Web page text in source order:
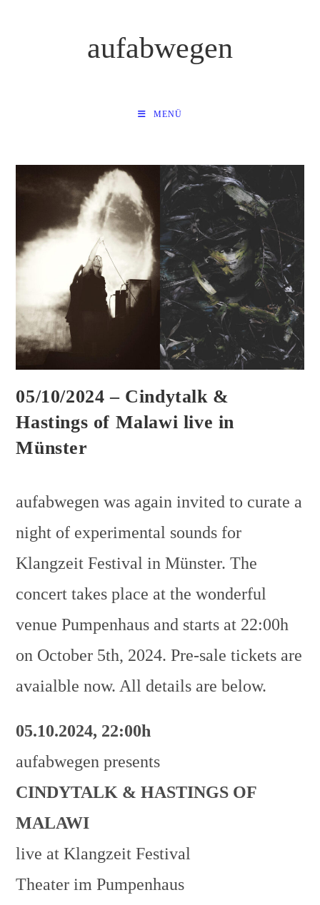
aufabwegen
MENÜ
05/10/2024 – Cindytalk &
Hastings of Malawi live in
Münster
aufabwegen was again invited to curate a
night of experimental sounds for
Klangzeit Festival in Münster. The
concert takes place at the wonderful
venue Pumpenhaus and starts at 22:00h
on October 5th, 2024. Pre-sale tickets are
avaialble now. All details are below.
05.10.2024, 22:00h
aufabwegen presents
CINDYTALK & HASTINGS OF
MALAWI
live at Klangzeit Festival
Theater im Pumpenhaus